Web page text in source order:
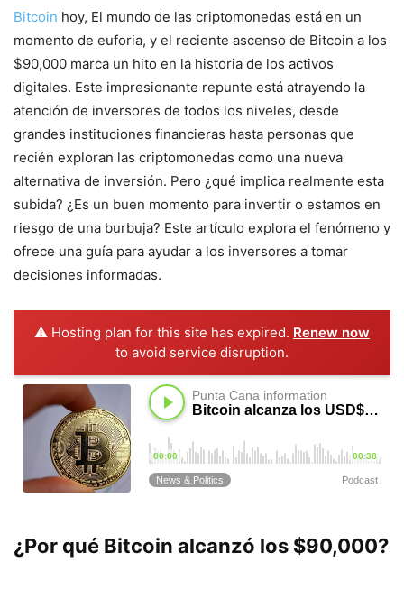
Bitcoin hoy, El mundo de las criptomonedas está en un
momento de euforia, y el reciente ascenso de Bitcoin a los
$90,000 marca un hito en la historia de los activos
digitales. Este impresionante repunte está atrayendo la
atención de inversores de todos los niveles, desde
grandes instituciones financieras hasta personas que
recién exploran las criptomonedas como una nueva
alternativa de inversión. Pero ¿qué implica realmente esta
subida? ¿Es un buen momento para invertir o estamos en
riesgo de una burbuja? Este artículo explora el fenómeno y
ofrece una guía para ayudar a los inversores a tomar
decisiones informadas.
¿Por qué Bitcoin alcanzó los $90,000?